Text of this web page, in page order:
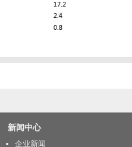
新闻中心
企业新闻